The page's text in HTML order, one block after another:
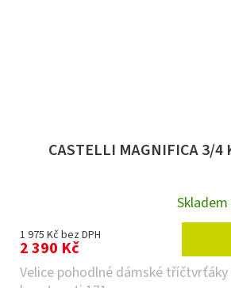
CASTELLI MAGNIFICA 3/4
1 975 Kč bez DPH
2 390 Kč
Velice pohodlné dámské tříčtvrťáky